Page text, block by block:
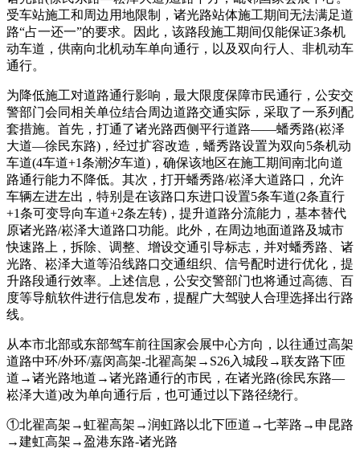
受车站施工和周边用地限制，诸光路站体施工期间无法满足道
路“占一还一”的要求。因此，该路段施工期间仅能保证3条机
动车道，供南向北机动车单向通行，以及双向行人、非机动车
通行。
为降低施工对道路通行影响，最大限度保障市民通行，公安交
警部门会同相关单位结合周边道路交通实际，采取了一系列配
套措施。首先，打通了诸光路西侧平行道路——蟠秀路(崧泽
大道—徐民东路)，经过扩容改造，蟠秀路设置为双向5条机动
车道(4车道+1条潮汐车道)，确保该地区在施工期间南北向道
路通行能力不降低。其次，打开蟠秀路/崧泽大道路口，允许
车辆左进左出，特别是在该路口东进口设置5条车道(2条直行
+1条可变导向车道+2条左转)，提升道路分流能力，基本替代
原诸光路/崧泽大道路口功能。此外，在周边地面道路及城市
快速路上，拆除、调整、增设交通引导标志，并对蟠秀路、诸
光路、崧泽大道等沿线路口交通组织、信号配时进行优化，提
升路段通行效率。上述信息，公安交警部门也将通过高德、百
度等导航软件进行信息发布，提醒广大驾驶人合理选择出行路
线。
从本市北部或东部驾车前往国家会展中心方向，以往通过高架
道路中环/外环/嘉闵高架-北翟高架→S26入城段→联友路下匝
道→诸光路地道→诸光路通行的市民，在诸光路(徐民东路—
崧泽大道)改为单向通行后，也可通过以下路径绕行。
①北翟高架→虹翟高架→润虹路以北下匝道→七莘路→申昆路
→建虹高架→盈港东路-诸光路